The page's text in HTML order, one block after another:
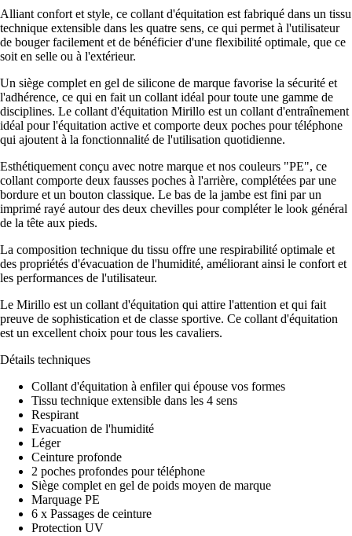
Alliant confort et style, ce collant d'équitation est fabriqué dans un tissu
technique extensible dans les quatre sens, ce qui permet à l'utilisateur
de bouger facilement et de bénéficier d'une flexibilité optimale, que ce
soit en selle ou à l'extérieur.
Un siège complet en gel de silicone de marque favorise la sécurité et
l'adhérence, ce qui en fait un collant idéal pour toute une gamme de
disciplines. Le collant d'équitation Mirillo est un collant d'entraînement
idéal pour l'équitation active et comporte deux poches pour téléphone
qui ajoutent à la fonctionnalité de l'utilisation quotidienne.
Esthétiquement conçu avec notre marque et nos couleurs "PE", ce
collant comporte deux fausses poches à l'arrière, complétées par une
bordure et un bouton classique. Le bas de la jambe est fini par un
imprimé rayé autour des deux chevilles pour compléter le look général
de la tête aux pieds.
La composition technique du tissu offre une respirabilité optimale et
des propriétés d'évacuation de l'humidité, améliorant ainsi le confort et
les performances de l'utilisateur.
Le Mirillo est un collant d'équitation qui attire l'attention et qui fait
preuve de sophistication et de classe sportive. Ce collant d'équitation
est un excellent choix pour tous les cavaliers.
Détails techniques
Collant d'équitation à enfiler qui épouse vos formes
Tissu technique extensible dans les 4 sens
Respirant
Evacuation de l'humidité
Léger
Ceinture profonde
2 poches profondes pour téléphone
Siège complet en gel de poids moyen de marque
Marquage PE
6 x Passages de ceinture
Protection UV